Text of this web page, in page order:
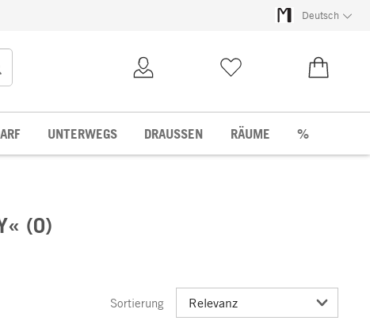
Deutsch
UNTERWEGS DRAUSSEN RÄUME %
(0)
Sortierung